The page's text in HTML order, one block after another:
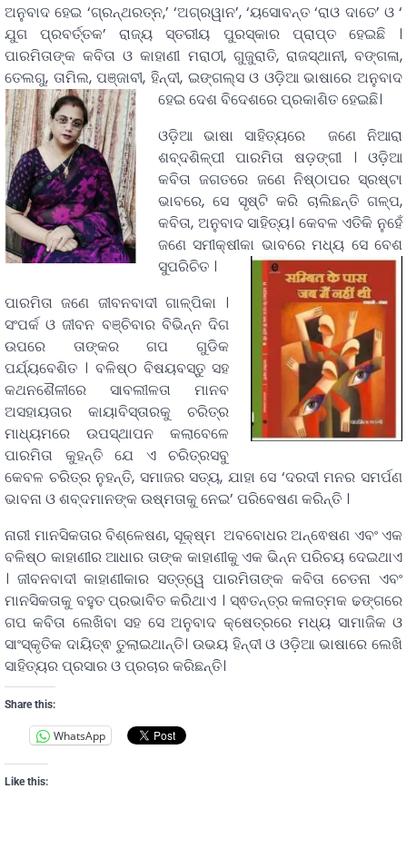
ଅନୁବାଦ ହେଇ ‘ଗ୍ରନ୍ଥରତ୍ନ,’ ‘ଅଗ୍ରୱାନ’, ‘ୟସୋବନ୍ତ ‘ରାଓ ଦାତେ’ ଓ ‘
ଯୁଗ ପ୍ରବର୍ତ୍ତକ’ ରାଜ୍ୟ ସ୍ତରୀୟ ପୁରସ୍କାର ପ୍ରାପ୍ତ ହେଇଛି ।
ପାରମିତାଙ୍କ କବିତା ଓ କାହାଣୀ ମରାଠୀ, ଗୁଜୁରାତି, ରାଜସ୍ଥାନୀ, ବଙ୍ଗଳା,
ତେଲଗୁ, ତାମିଲ, ପଞ୍ଜାବୀ, ହିନ୍ଦୀ, ଇଙ୍ଗଲ୍ସ ଓ ଓଡ଼ିଆ ଭାଷାରେ ଅନୁବାଦ
ହେଇ ଦେଶ ବିଦେଶରେ ପ୍ରକାଶିତ ହେଇଛି।
ଓଡ଼ିଆ ଭାଷା ସାହିତ୍ୟରେ ଜଣେ ନିଆରା
ଶବ୍ଦଶିଳ୍ପୀ ପାରମିତା ଷଡ଼ଙ୍ଗୀ । ଓଡ଼ିଆ
କବିତା ଜଗତରେ ଜଣେ ନିଷ୍ଠାପର ସ୍ରଷ୍ଟା
ଭାବରେ, ସେ ସୃଷ୍ଟି କରି ଚାଲିଛନ୍ତି ଗଳ୍ପ,
କବିତା, ଅନୁବାଦ ସାହିତ୍ୟ। କେବଳ ଏତିକି ନୁହେଁ
ଜଣେ ସମୀକ୍ଷୀକା ଭାବରେ ମଧ୍ୟ ସେ ବେଶ
ସୁପରିଚିତ ।
ପାରମିତା ଜଣେ ଜୀବନବାଦୀ ଗାଳ୍ପିକା ।
ସଂପର୍କ ଓ ଜୀବନ ବଞ୍ଚିବାର ବିଭିନ୍ନ ଦିଗ
ଉପରେ ତାଙ୍କର ଗପ ଗୁଡିକ
ପର୍ଯ୍ୟବେଶିତ । ବଳିଷ୍ଠ ବିଷୟବସ୍ତୁ ସହ
କଥନଶୈଳୀରେ ସାବଲୀଳତା ମାନବ
ଅସହାୟତାର କାୟାବିସ୍ତାରକୁ ଚରିତ୍ର
ମାଧ୍ୟମରେ ଉପସ୍ଥାପନ କଲାବେଳେ
ପାରମିତା କୁହନ୍ତି ଯେ ଏ ଚରିତ୍ରସବୁ
କେବଳ ଚରିତ୍ର ନୁହନ୍ତି, ସମାଜର ସତ୍ୟ, ଯାହା ସେ ‘ଦରଦୀ ମନର ସମର୍ପଣ
ଭାବନା ଓ ଶବ୍ଦମାନଙ୍କ ଉଷ୍ମତାକୁ ନେଇ’ ପରିବେଷଣ କରିନ୍ତି ।
ନାରୀ ମାନସିକତାର ବିଶ୍ଳେଷଣ, ସୂକ୍ଷ୍ମ ଅବବୋଧର ଅନ୍ଵେଷଣ ଏବଂ ଏକ
ବଳିଷ୍ଠ କାହାଣୀର ଆଧାର ତାଙ୍କ କାହାଣୀକୁ ଏକ ଭିନ୍ନ ପରିଚୟ ଦେଇଥାଏ
। ଜୀବନବାଦୀ କାହାଣୀକାର ସତ୍ତ୍ୱେ ପାରମିତାଙ୍କ କବିତା ଚେତନା ଏବଂ
ମାନସିକତାକୁ ବହୁତ ପ୍ରଭାବିତ କରିଥାଏ । ସ୍ଵତନ୍ତ୍ର କଳାତ୍ମକ ଢଙ୍ଗରେ
ଗପ କବିତା ଲେଖିବା ସହ ସେ ଅନୁବାଦ କ୍ଷେତ୍ରରେ ମଧ୍ୟ ସାମାଜିକ ଓ
ସାଂସ୍କୃତିକ ଦାୟିତ୍ଵ ତୁଲାଇଥାନ୍ତି। ଉଭୟ ହିନ୍ଦୀ ଓ ଓଡ଼ିଆ ଭାଷାରେ ଲେଖି
ସାହିତ୍ୟର ପ୍ରସାର ଓ ପ୍ରଚାର କରିଛନ୍ତି।
Share this:
WhatsApp
Like this: